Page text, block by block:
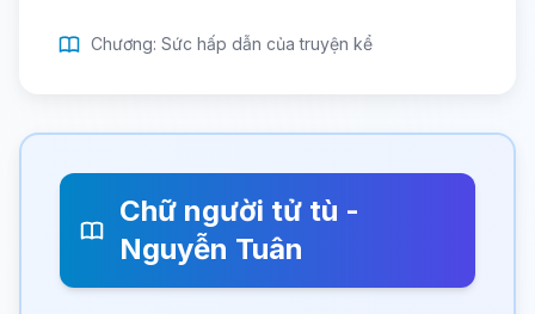
Chương: Sức hấp dẫn của truyện kể
Chữ người tử tù -
Nguyễn Tuân